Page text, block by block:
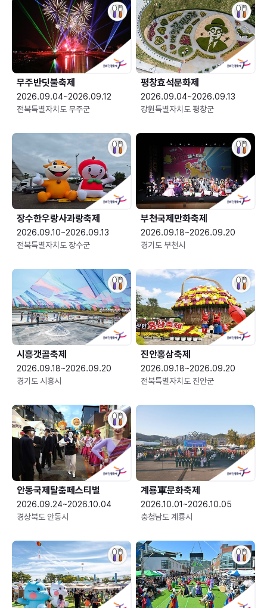
무주반딧불축제
2026.09.04~2026.09.12
전북특별자치도 무주군
평창효석문화제
2026.09.04~2026.09.13
강원특별자치도 평창군
장수한우랑사과랑축제
2026.09.10~2026.09.13
전북특별자치도 장수군
부천국제만화축제
2026.09.18~2026.09.20
경기도 부천시
시흥갯골축제
2026.09.18~2026.09.20
경기도 시흥시
진안홍삼축제
2026.09.18~2026.09.20
전북특별자치도 진안군
안동국제탈춤페스티벌
2026.09.24~2026.10.04
경상북도 안동시
2026.10.01~2026.10.05
충청남도 계룡시